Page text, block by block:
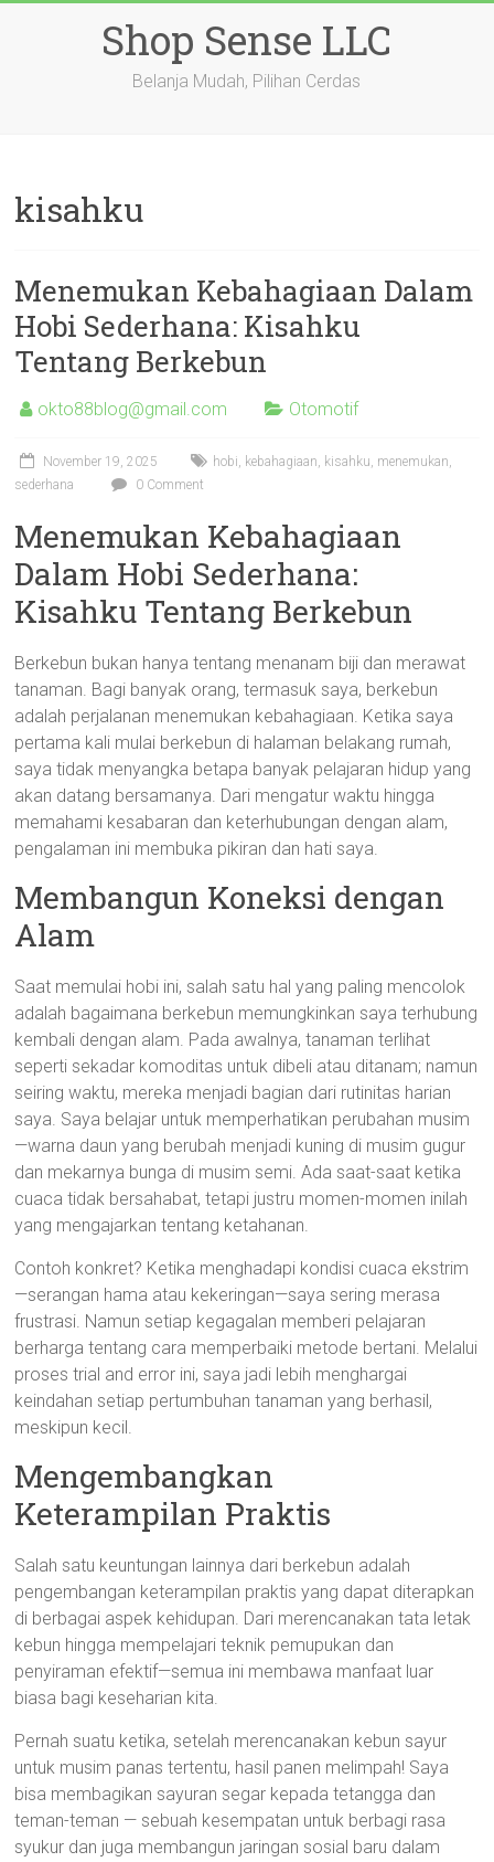
Shop Sense LLC
Belanja Mudah, Pilihan Cerdas
kisahku
Menemukan Kebahagiaan Dalam
Hobi Sederhana: Kisahku
Tentang Berkebun
okto88blog@gmail.com Otomotif
November 19, 2025 hobi, kebahagiaan, kisahku, menemukan,
sederhana
0 Comment
Menemukan Kebahagiaan
Dalam Hobi Sederhana:
Kisahku Tentang Berkebun
Berkebun bukan hanya tentang menanam biji dan merawat
tanaman. Bagi banyak orang, termasuk saya, berkebun
adalah perjalanan menemukan kebahagiaan. Ketika saya
pertama kali mulai berkebun di halaman belakang rumah,
saya tidak menyangka betapa banyak pelajaran hidup yang
akan datang bersamanya. Dari mengatur waktu hingga
memahami kesabaran dan keterhubungan dengan alam,
pengalaman ini membuka pikiran dan hati saya.
Membangun Koneksi dengan
Alam
Saat memulai hobi ini, salah satu hal yang paling mencolok
adalah bagaimana berkebun memungkinkan saya terhubung
kembali dengan alam. Pada awalnya, tanaman terlihat
seperti sekadar komoditas untuk dibeli atau ditanam; namun
seiring waktu, mereka menjadi bagian dari rutinitas harian
saya. Saya belajar untuk memperhatikan perubahan musim
—warna daun yang berubah menjadi kuning di musim gugur
dan mekarnya bunga di musim semi. Ada saat-saat ketika
cuaca tidak bersahabat, tetapi justru momen-momen inilah
yang mengajarkan tentang ketahanan.
Contoh konkret? Ketika menghadapi kondisi cuaca ekstrim
—serangan hama atau kekeringan—saya sering merasa
frustrasi. Namun setiap kegagalan memberi pelajaran
berharga tentang cara memperbaiki metode bertani. Melalui
proses trial and error ini, saya jadi lebih menghargai
keindahan setiap pertumbuhan tanaman yang berhasil,
meskipun kecil.
Mengembangkan
Keterampilan Praktis
Salah satu keuntungan lainnya dari berkebun adalah
pengembangan keterampilan praktis yang dapat diterapkan
di berbagai aspek kehidupan. Dari merencanakan tata letak
kebun hingga mempelajari teknik pemupukan dan
penyiraman efektif—semua ini membawa manfaat luar
biasa bagi keseharian kita.
Pernah suatu ketika, setelah merencanakan kebun sayur
untuk musim panas tertentu, hasil panen melimpah! Saya
bisa membagikan sayuran segar kepada tetangga dan
teman-teman — sebuah kesempatan untuk berbagi rasa
syukur dan juga membangun jaringan sosial baru dalam